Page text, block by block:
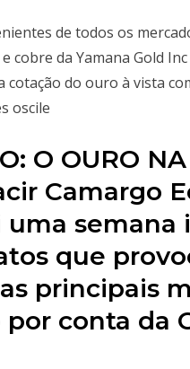
de todos os
da Yamana Gold Inc
do ouro à vista
oscile
O OURO
Camargo
uma semana
que
principais
conta da